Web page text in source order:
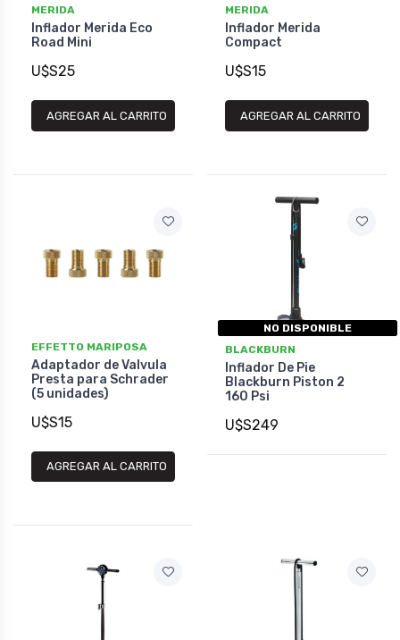
MERIDA
Inflador Merida Eco
Road Mini
U$S25
AGREGAR AL CARRITO
MERIDA
Inflador Merida
Compact
U$S15
AGREGAR AL CARRITO
EFFETTO MARIPOSA
Adaptador de Valvula
Presta para Schrader
(5 unidades)
U$S15
AGREGAR AL CARRITO
NO DISPONIBLE
BLACKBURN
Inflador De Pie
Blackburn Piston 2
160 Psi
U$S249